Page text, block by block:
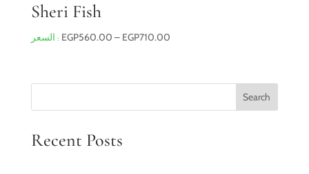
Sheri Fish
EGP560.00 – EGP710.00Price
through
Search
Recent Posts